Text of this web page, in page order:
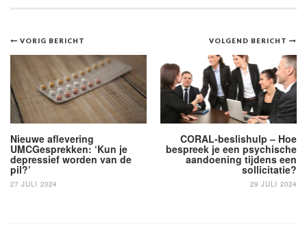
Bericht
navigatie
VOLGEND BERICHT
CORAL-beslishulp – Hoe
bespreek je een psychische
aandoening tijdens een
sollicitatie?
29 JULI 2024
VORIG BERICHT
Nieuwe aflevering
UMCGesprekken: ‘Kun je
depressief worden van de
pil?’
27 JULI 2024